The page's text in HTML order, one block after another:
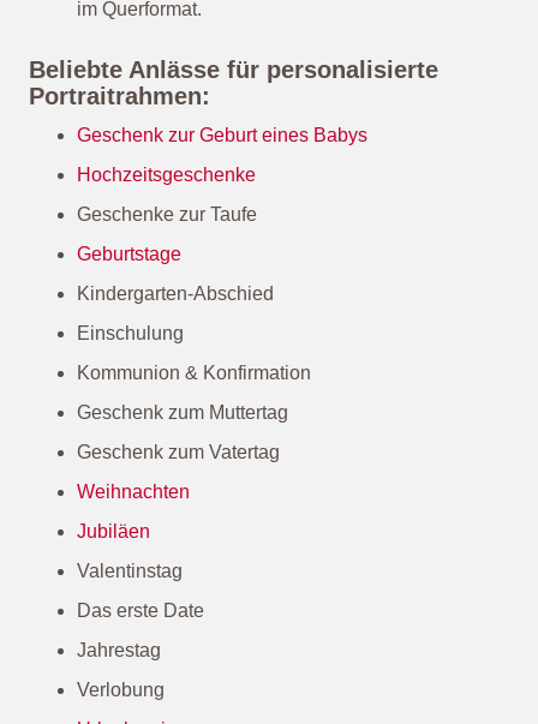
dezent und stellt das eingerahmte Bild in den
Geltung.
Portraitrahmen aus Acryl:Minimalistischer geht
kristallklarem und bruchsicherem Acrylglas
gefertigt und setzen Dein Foto in Szene. Die
im Querformat.
Beliebte Anlässe für personalisierte
Portraitrahmen:
Einschulung
Geschenk zum Muttertag
Geschenk zum Vatertag